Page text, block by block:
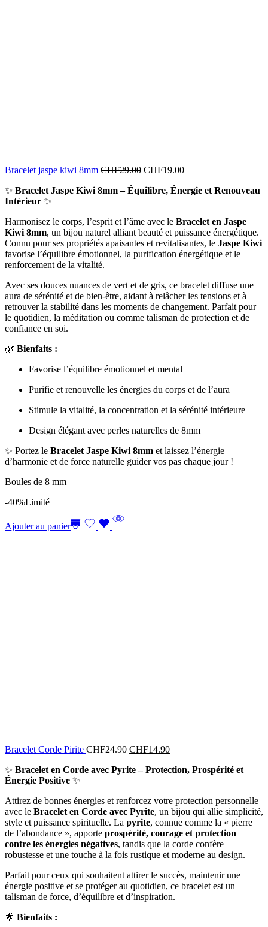
Bracelet jaspe kiwi 8mm CHF29.00 CHF19.00
✨ Bracelet Jaspe Kiwi 8mm – Équilibre, Énergie et Renouveau
Intérieur ✨
Harmonisez le corps, l’esprit et l’âme avec le Bracelet en Jaspe
Kiwi 8mm, un bijou naturel alliant beauté et puissance énergétique.
Connu pour ses propriétés apaisantes et revitalisantes, le Jaspe Kiwi
favorise l’équilibre émotionnel, la purification énergétique et le
renforcement de la vitalité.
Avec ses douces nuances de vert et de gris, ce bracelet diffuse une
aura de sérénité et de bien-être, aidant à relâcher les tensions et à
retrouver la stabilité dans les moments de changement. Parfait pour
le quotidien, la méditation ou comme talisman de protection et de
confiance en soi.
🌿 Bienfaits :
Favorise l’équilibre émotionnel et mental
Purifie et renouvelle les énergies du corps et de l’aura
Stimule la vitalité, la concentration et la sérénité intérieure
Design élégant avec perles naturelles de 8mm
✨ Portez le Bracelet Jaspe Kiwi 8mm et laissez l’énergie
d’harmonie et de force naturelle guider vos pas chaque jour !
Boules de 8 mm
-40%Limité
Ajouter au panier
Bracelet Corde Pirite CHF24.90 CHF14.90
✨ Bracelet en Corde avec Pyrite – Protection, Prospérité et
Énergie Positive ✨
Attirez de bonnes énergies et renforcez votre protection personnelle
avec le Bracelet en Corde avec Pyrite, un bijou qui allie simplicité,
style et puissance spirituelle. La pyrite, connue comme la « pierre
de l’abondance », apporte prospérité, courage et protection
contre les énergies négatives, tandis que la corde confère
robustesse et une touche à la fois rustique et moderne au design.
Parfait pour ceux qui souhaitent attirer le succès, maintenir une
énergie positive et se protéger au quotidien, ce bracelet est un
talisman de force, d’équilibre et d’inspiration.
🌟 Bienfaits :